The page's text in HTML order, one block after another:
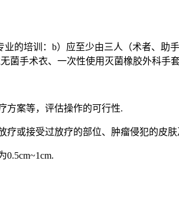
的培训：b）应至少由三人（术者、
菌手术衣、一次性使用灭菌橡胶外科手
方案等，评估操作的可行性.
或接受过放疗的部位、肿瘤侵犯的皮